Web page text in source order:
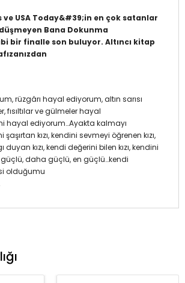
ve USA Today&#39;in en çok satanlar
Bana Dokunma
bir finalle son buluyor. Altıncı kitap
rüzgârı hayal ediyorum, altın sarısı
fısıltılar ve gülmeler hayal
hayal ediyorum…Ayakta kalmayı
kızı, kendini sevmeyi öğrenen kızı,
kızı, kendi değerini bilen kızı, kendini
güçlü, daha güçlü, en güçlü…kendi
olduğumu